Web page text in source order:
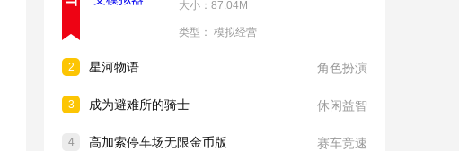
大小：87.04M
类型： 模拟经营
2 星河物语 角色扮演
3 成为避难所的骑士 休闲益智
4 高加索停车场无限金币版 赛车竞速